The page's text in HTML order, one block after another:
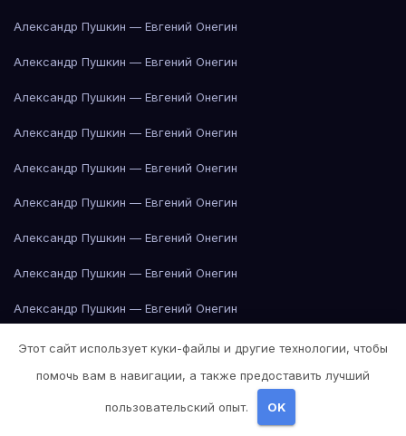
Александр Пушкин — Евгений Онегин
Александр Пушкин — Евгений Онегин
Александр Пушкин — Евгений Онегин
Александр Пушкин — Евгений Онегин
Александр Пушкин — Евгений Онегин
Александр Пушкин — Евгений Онегин
Александр Пушкин — Евгений Онегин
Александр Пушкин — Евгений Онегин
Александр Пушкин — Евгений Онегин
Александр Пушкин — Евгений Онегин
Александр Пушкин — Евгений Онегин
Александр Пушкин — Евгений Онегин
Этот сайт использует куки-файлы и другие технологии, чтобы
помочь вам в навигации, а также предоставить лучший
пользовательский опыт. OK